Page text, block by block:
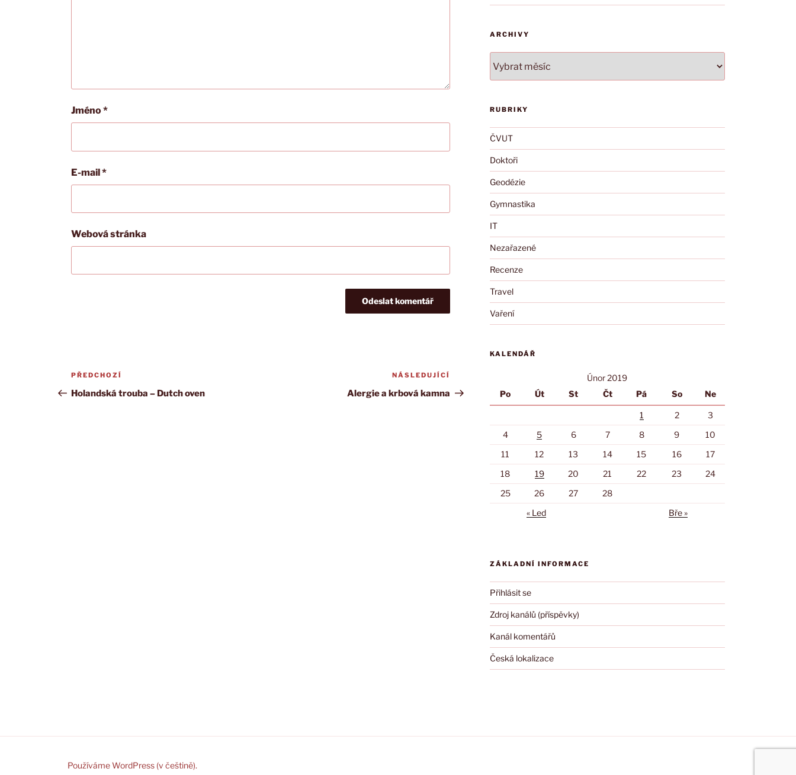
Jméno*
E-mail*
Webová stránka
Navigace
pro
Předchozí
příspěvek
PŘEDCHOZÍ
Holandská trouba – Dutch oven
příspěvek
NÁSLEDUJÍCÍ
Alergie a krbová kamna
ARCHIVY
RUBRIKY
ČVUT
Doktoři
Geodézie
Gymnastika
IT
Nezařazené
Recenze
Travel
Vaření
KALENDÁŘ
Únor 2019
Po
Út St Čt Pá So Ne
1 2
3
4
5 6 7 8 9
10
11
12 13 14 15 16
17
18
19 20 21 22 23
24
25
26 27
28
« Led
Bře »
ZÁKLADNÍ INFORMACE
Přihlásit se
Zdroj kanálů (příspěvky)
Kanál komentářů
Česká lokalizace
Používáme WordPress (v češtině).